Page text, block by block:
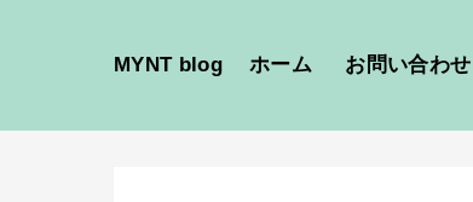
MYNT blog ホーム お問い合わせ